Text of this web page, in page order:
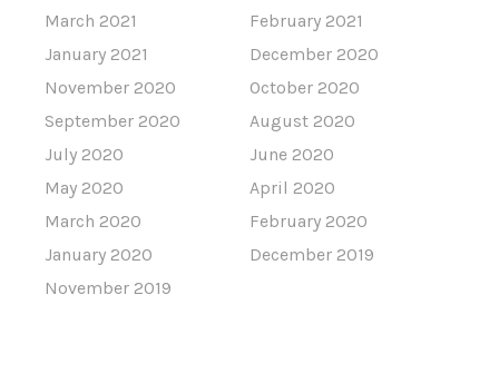
March 2021
February 2021
January 2021
December 2020
November 2020
October 2020
September 2020
August 2020
July 2020
June 2020
May 2020
April 2020
March 2020
February 2020
January 2020
December 2019
November 2019